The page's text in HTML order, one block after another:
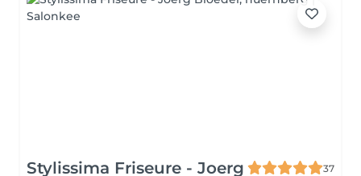
Stylissima Friseure - Joerg
37